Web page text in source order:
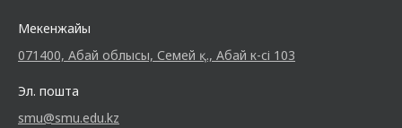
Мекенжайы
071400, Абай облысы, Семей қ., Абай к-сі 103
Эл. пошта
smu@smu.edu.kz